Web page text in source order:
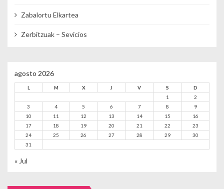
Zabalortu Elkartea
Zerbitzuak – Sevicios
agosto 2026
L M X J V S
D
1
2
3
4 5 6 7 8
9
10
11 12 13 14 15
16
17
18 19 20 21 22
23
24
25 26 27 28 29
30
31
« Jul